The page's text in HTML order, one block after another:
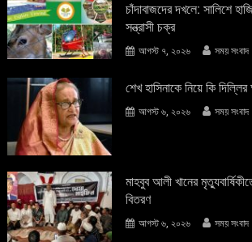
চাঁদাবাজদের দখলে: সালিশে
সন্ত্রাসী চক্র
আগস্ট ৭, ২০২৬ সময় সংবাদ
শেখ হাসিনাকে নিয়ে কি
আগস্ট ৬, ২০২৬ সময় সংবাদ
মাহবুব আলী খানের
বিতরণ
আগস্ট ৬, ২০২৬ সময় সংবাদ